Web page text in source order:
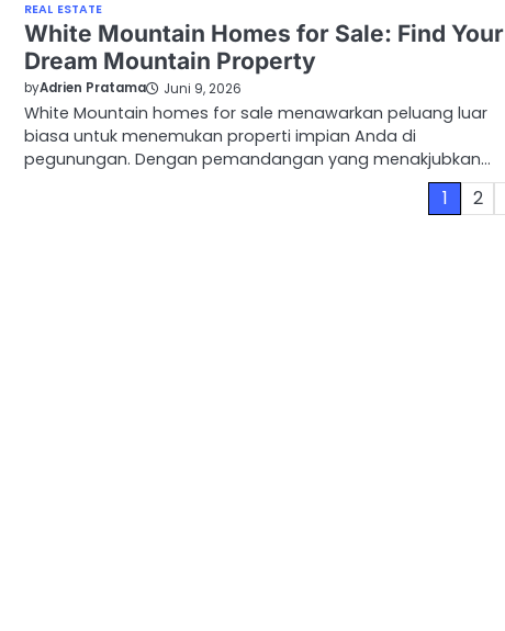
REAL ESTATE
White Mountain Homes for Sale: Find Your
Dream Mountain Property
byAdrien Pratama Juni 9, 2026
White Mountain homes for sale menawarkan peluang luar
biasa untuk menemukan properti impian Anda di
pegunungan. Dengan pemandangan yang menakjubkan…
1 2